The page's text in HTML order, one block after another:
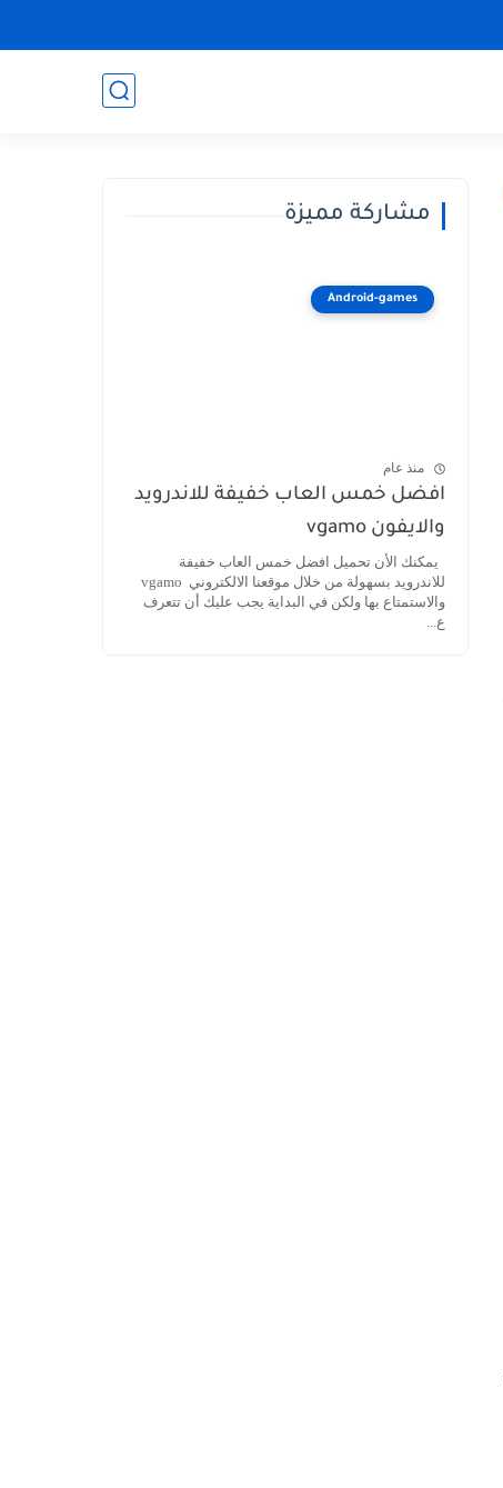
مشاركة مميزة
Android-games
منذ عام
افضل خمس العاب خفيفة للاندرويد
والايفون vgamo
يمكنك الأن تحميل افضل خمس العاب خفيفة
للاندرويد بسهولة من خلال موقعنا الالكتروني vgamo
والاستمتاع بها ولكن في البداية يجب عليك أن تتعرف
ع...